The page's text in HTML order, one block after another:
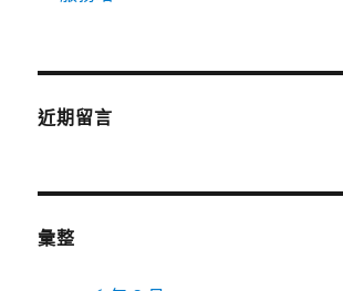
近期留言
彙整